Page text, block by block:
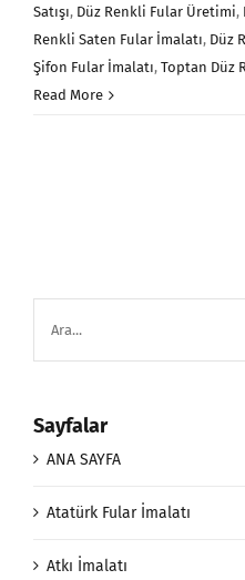
Satışı, Düz Renkli Fular Üretimi,
Renkli Saten Fular İmalatı, Düz
Şifon Fular İmalatı, Toptan Düz
Read More
Sayfalar
ANA SAYFA
Atatürk Fular İmalatı
Atkı İmalatı